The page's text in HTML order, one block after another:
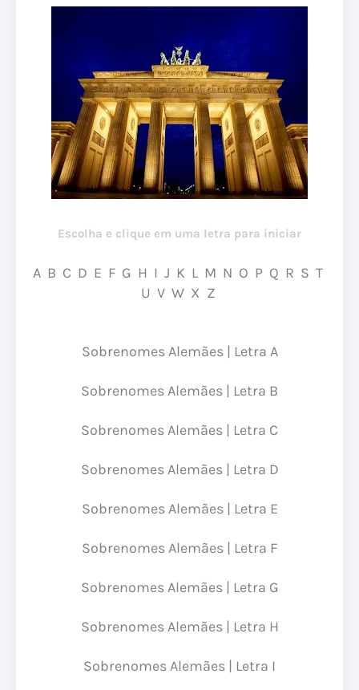
Escolha e clique em uma letra para iniciar
A B C D E F G H I J K L M N O P Q R S T
U V W X Z
Sobrenomes Alemães | Letra A
Sobrenomes Alemães | Letra B
Sobrenomes Alemães | Letra C
Sobrenomes Alemães | Letra D
Sobrenomes Alemães | Letra E
Sobrenomes Alemães | Letra F
Sobrenomes Alemães | Letra G
Sobrenomes Alemães | Letra H
Sobrenomes Alemães | Letra I